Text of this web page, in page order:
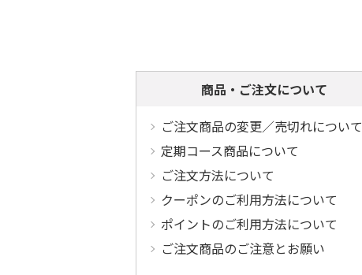
商品・ご注文について
ご注文商品の変更／売切れについて
定期コース商品について
ご注文方法について
クーポンのご利用方法について
ポイントのご利用方法について
ご注文商品のご注意とお願い